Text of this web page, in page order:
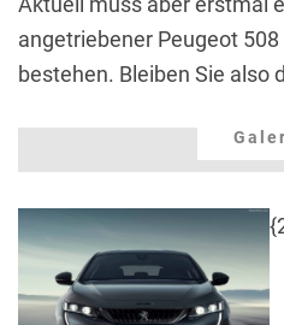
angetriebener Peugeot
bestehen. Bleiben Sie also